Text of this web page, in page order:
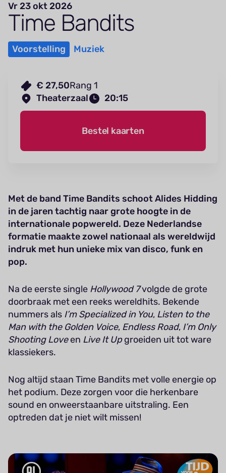
Vr 23 okt 2026
Time Bandits
Voorstelling Muziek
€ 27,50Rang 1
Theaterzaal
20:15
Bestel kaarten
Met de band Time Bandits schoot Alides Hidding
in de jaren tachtig naar grote hoogte in de
internationale popwereld. Deze Nederlandse
formatie maakte zowel nationaal als wereldwijd
indruk met hun unieke mix van disco, funk en
pop.
Na de eerste single Hollywood 7volgde de grote
doorbraak met een reeks wereldhits. Bekende
nummers als I’m Specialized in You, Listen to the
Man with the Golden Voice, Endless Road, I’m Only
Shooting Loveen Live It Upgroeiden uit tot ware
klassiekers.
Nog altijd staan Time Bandits met volle energie op
het podium. Deze zorgen voor die herkenbare
sound en onweerstaanbare uitstraling. Een
optreden dat je niet wilt missen!